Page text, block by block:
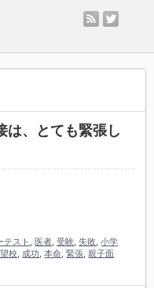
rss
は、とても緊張し
テスト 医者 ,受験 ,失敗 ,小学
校 成功 ,本命 ,緊張 親子面